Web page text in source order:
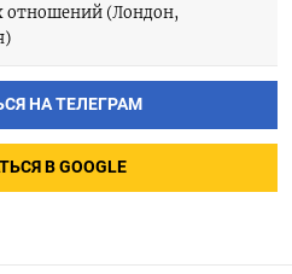
отношений (Лондон,
НА ТЕЛЕГРАМ
В GOOGLE